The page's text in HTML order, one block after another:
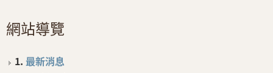
網站導覽
1. 最新消息